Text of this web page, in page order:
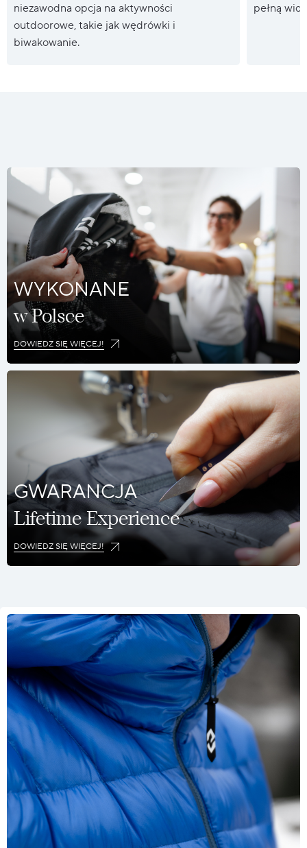
niezawodna opcja na aktywności
outdoorowe, takie jak wędrówki i
biwakowanie.
pełną
WYKONANE
w Polsce
DOWIEDZ SIĘ WIĘCEJ!
GWARANCJA
Lifetime Experience
DOWIEDZ SIĘ WIĘCEJ!